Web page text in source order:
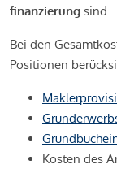
finanzierung sind.
Bei den
Positionen
Kosten des